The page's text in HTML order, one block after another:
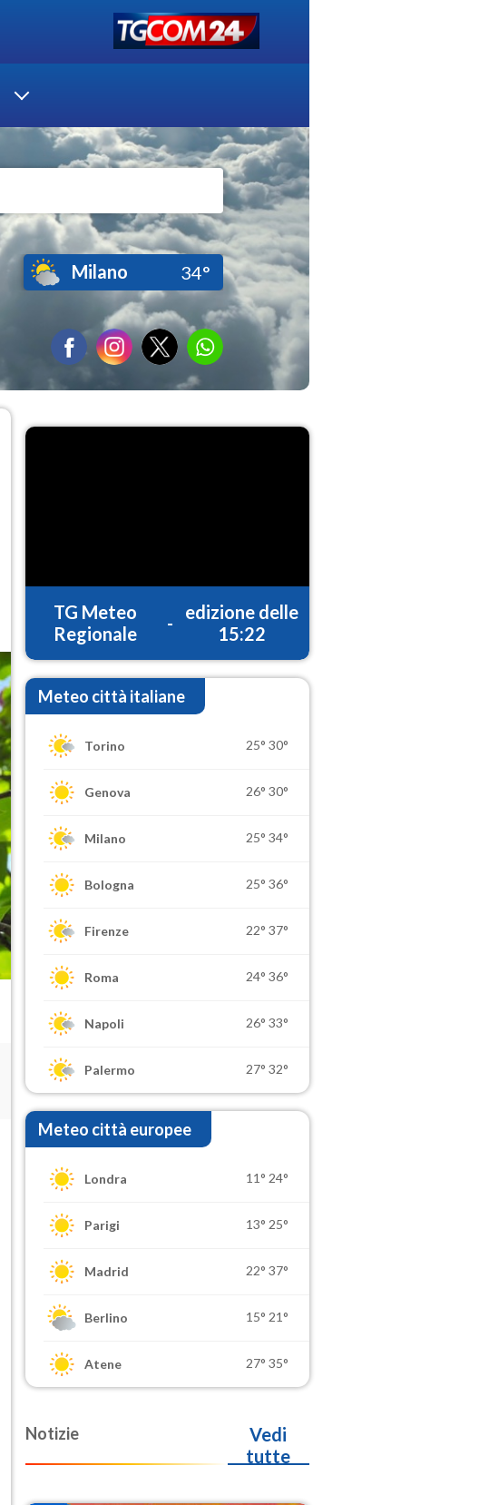
Milano 34°
TG Meteo
Regionale
-
edizione delle
15:22
Meteo città italiane
Torino 25° 30°
Genova 26° 30°
Milano 25° 34°
Bologna 25° 36°
Firenze 22° 37°
Roma 24° 36°
Napoli 26° 33°
Palermo 27° 32°
Meteo città europee
Londra 11° 24°
Parigi 13° 25°
Madrid 22° 37°
Berlino 15° 21°
Atene 27° 35°
Notizie
Vedi
tutte